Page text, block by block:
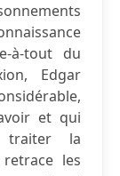
à-tout du
Edgar
et qui
traiter la
les